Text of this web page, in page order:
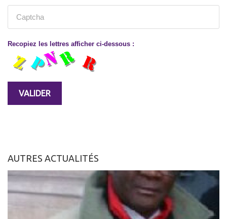
Recopiez les lettres afficher ci-dessous :
AUTRES ACTUALITÉS